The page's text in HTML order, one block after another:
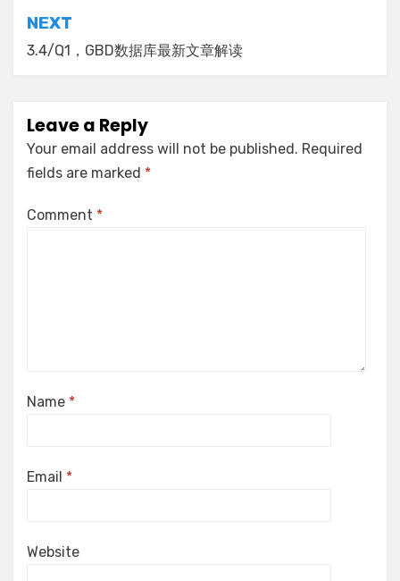
NEXT
3.4/Q1，GBD数据库最新文章解读
Leave a Reply
Your email address will not be published. Required
fields are marked *
Comment *
Name *
Email *
Website